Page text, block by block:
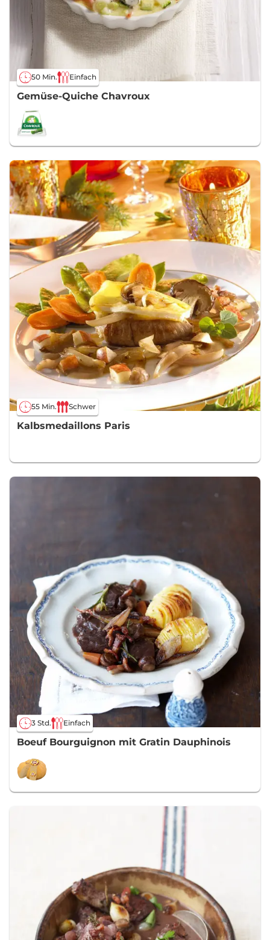
50 Min. Einfach
Gemüse-Quiche Chavroux
55 Min. Schwer
Kalbsmedaillons Paris
3 Std. Einfach
Boeuf Bourguignon mit Gratin Dauphinois